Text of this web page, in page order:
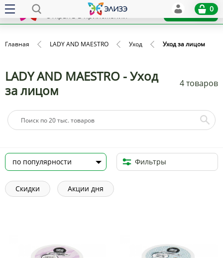
x
Открыть в приложении
Установить
0
Главная LADY AND MAESTRO Уход Уход за лицом
LADY AND MAESTRO - Уход
за лицом
4 товаров
Фильтры
Скидки Акции дня